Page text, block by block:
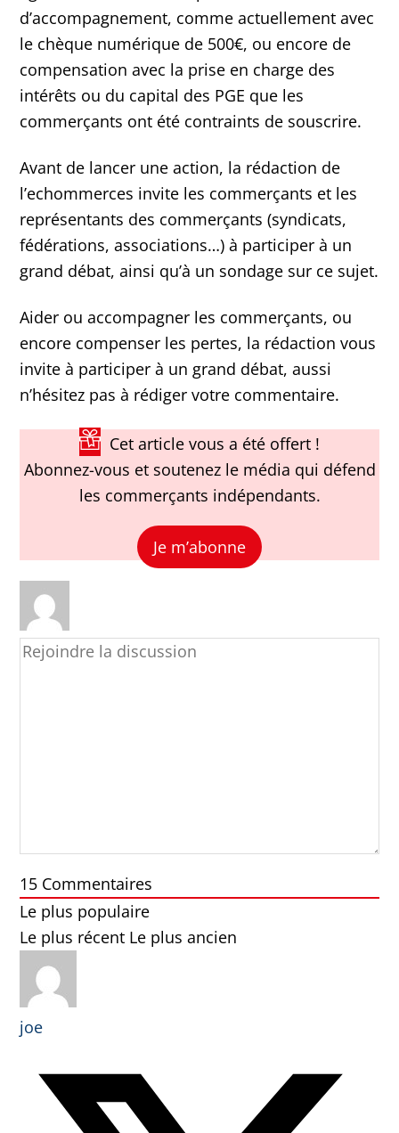
d’accompagnement, comme actuellement avec
le chèque numérique de 500€, ou encore de
compensation avec la prise en charge des
intérêts ou du capital des PGE que les
commerçants ont été contraints de souscrire.
Avant de lancer une action, la rédaction de
l’echommerces invite les commerçants et les
représentants des commerçants (syndicats,
fédérations, associations…) à participer à un
grand débat, ainsi qu’à un sondage sur ce sujet.
Aider ou accompagner les commerçants, ou
encore compenser les pertes, la rédaction vous
invite à participer à un grand débat, aussi
n’hésitez pas à rédiger votre commentaire.
Cet article vous a été offert !
Abonnez-vous et soutenez le média qui défend
les commerçants indépendants.
Je m’abonne
15 Commentaires
Le plus populaire
Le plus récent Le plus ancien
joe